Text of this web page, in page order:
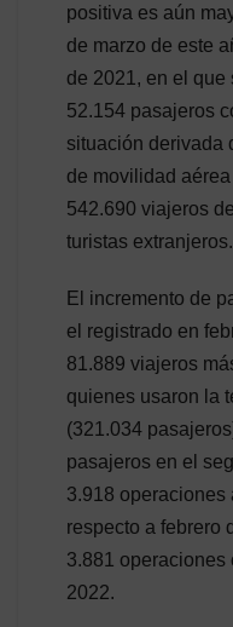
positiva es aún
de marzo de este
de 2021, en el
52.154 pasajeros
situación derivada
de movilidad
542.690 viajeros
turistas extranjeros.
El incremento de
el registrado en
81.889 viajeros
quienes usaron la
(321.034
pasajeros en el
3.918 operaciones
respecto a febrero
3.881 operaciones
2022.